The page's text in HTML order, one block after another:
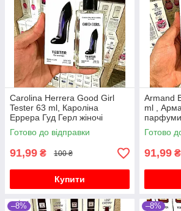
Carolina Herrera Good Girl
Tester 63 ml, Кароліна
Еррера Гуд Герл жіночі
парфуми
Готово до відправки
91,99 ₴ 100 ₴
Купити
Armand
ml ,
парфуми
Готово
91,99 ₴
–8% –8%